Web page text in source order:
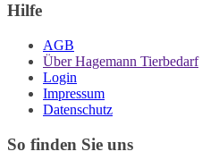
Hilfe
AGB
Über Hagemann Tierbedarf
Login
Impressum
Datenschutz
So finden Sie uns